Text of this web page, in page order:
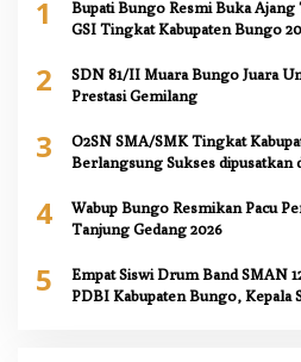
1
Bupati Bungo Resmi Buka Ajang
GSI Tingkat Kabupaten Bungo
2
SDN 81/II Muara Bungo Juara
Prestasi Gemilang
3
O2SN SMA/SMK Tingkat
Berlangsung Sukses dipusatkan
4
Wabup Bungo Resmikan Pacu
Tanjung Gedang 2026
5
Empat Siswi Drum Band SMAN
PDBI Kabupaten Bungo, Kepala